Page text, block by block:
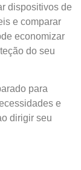
dispositivos de
e comparar
economizar
do seu
para
e
dirigir seu